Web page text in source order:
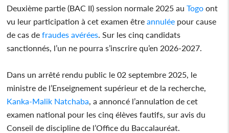
Deuxième partie (BAC II) session normale 2025 auTogo ont
vu leur participation à cet examen être annulée pour cause
de cas de fraudes avérées . Sur les cinq candidats
sanctionnés, l’un ne pourra s’inscrire qu’en 2026-2027.
Dans un arrêté rendu public le 02 septembre 2025, le
ministre de l’Enseignement supérieur et de la recherche,
Kanka-Malik Natchaba , a annoncé l’annulation de cet
examen national pour les cinq élèves fautifs, sur avis du
Conseil de discipline de l’Office du Baccalauréat.